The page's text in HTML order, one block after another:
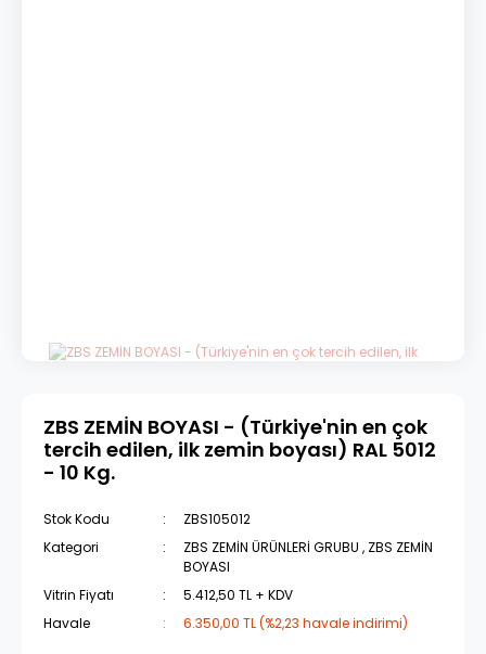
ZBS ZEMİN BOYASI - (Türkiye'nin en çok
tercih edilen, ilk zemin boyası) RAL 5012
- 10 Kg.
Stok Kodu
ZBS105012
Kategori
ZBS ZEMİN ÜRÜNLERİ GRUBU , ZBS ZEMİN
BOYASI
Vitrin Fiyatı
5.412,50 TL + KDV
Havale
6.350,00 TL (%2,23 havale indirimi)